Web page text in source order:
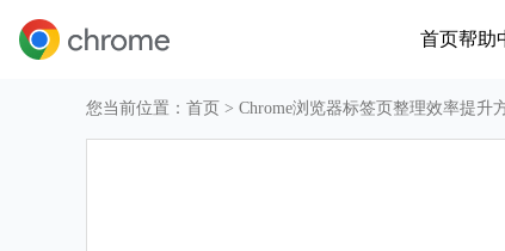
首页帮助
您当前位置： 首页 > Chrome浏览器标签页整理效率提升